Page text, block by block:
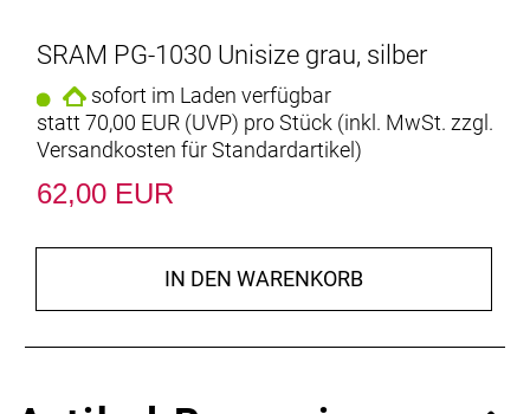
SRAM PG-1030 Unisize grau, silber
sofort im Laden verfügbar
statt 70,00 EUR (UVP) pro Stück (inkl. MwSt. zzgl.
Versandkosten für Standardartikel)
62,00 EUR
IN DEN WARENKORB